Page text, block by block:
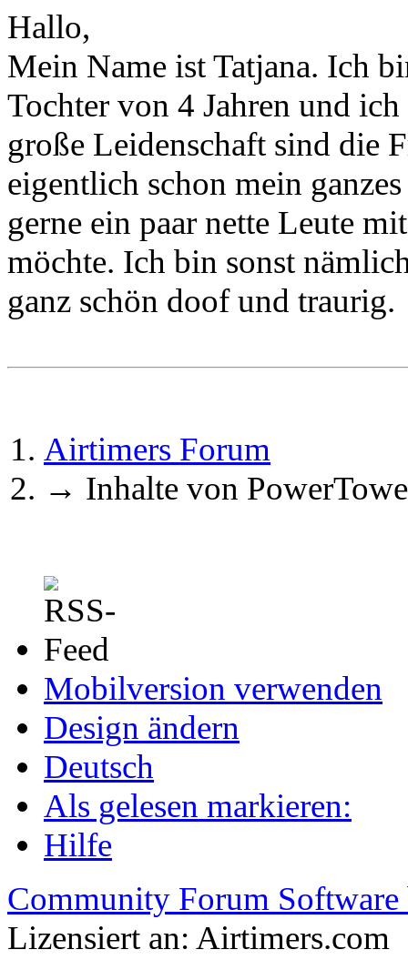
Hallo,
Mein Name ist Tatjana. Ich
Tochter von 4 Jahren und
große Leidenschaft sind die
eigentlich schon mein
gerne ein paar nette Leute
möchte. Ich bin sonst
ganz schön doof und traurig.
Airtimers Forum
→ Inhalte von
Mobilversion verwenden
Design ändern
Deutsch
Als gelesen markieren:
Hilfe
Community Forum Software
Lizensiert an: Airtimers.com